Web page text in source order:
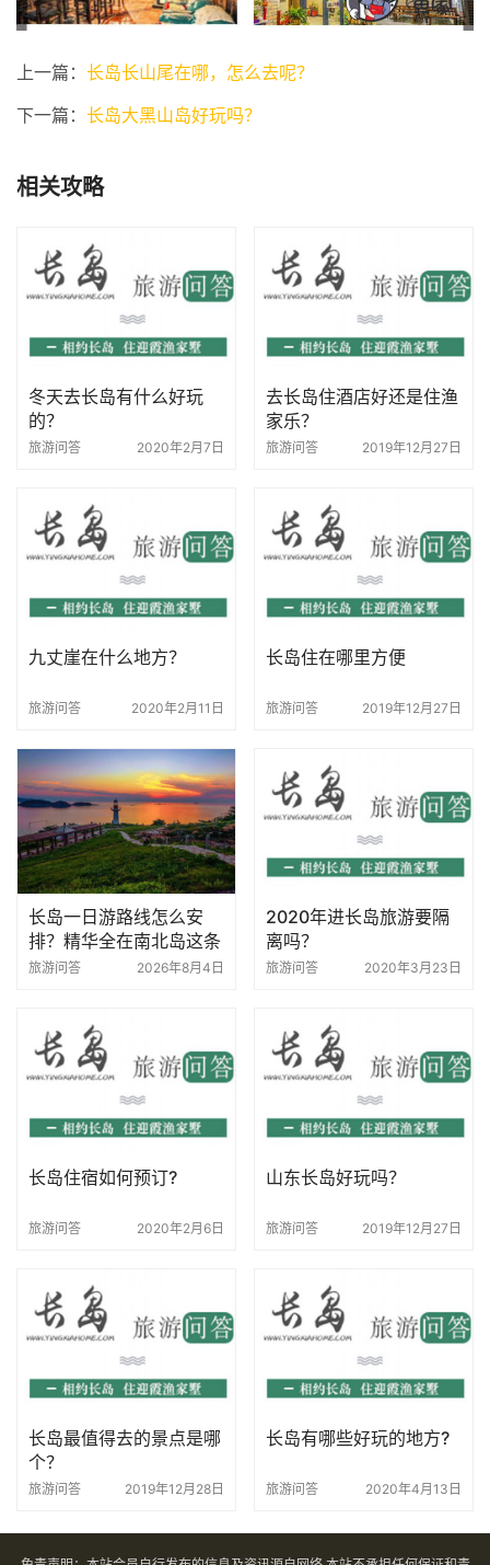
上一篇： 长岛长山尾在哪，怎么去呢？
下一篇： 长岛大黑山岛好玩吗？
相关攻略
冬天去长岛有什么好玩
的？
旅游问答 2020年2月7日
去长岛住酒店好还是住渔
家乐？
旅游问答 2019年12月27日
九丈崖在什么地方？
旅游问答 2020年2月11日
长岛住在哪里方便
旅游问答 2019年12月27日
长岛一日游路线怎么安
排？精华全在南北岛这条
线上，一天也能把核心景
旅游问答 2026年8月4日
2020年进长岛旅游要隔
离吗？
旅游问答 2020年3月23日
长岛住宿如何预订?
旅游问答 2020年2月6日
山东长岛好玩吗？
旅游问答 2019年12月27日
长岛最值得去的景点是哪
个？
旅游问答 2019年12月28日
长岛有哪些好玩的地方?
旅游问答 2020年4月13日